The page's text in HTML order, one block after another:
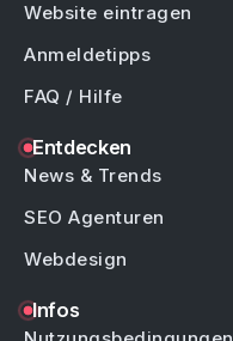
Website eintragen
Anmeldetipps
FAQ / Hilfe
Entdecken
News & Trends
SEO Agenturen
Webdesign
Infos